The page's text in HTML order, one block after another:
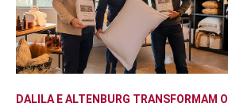
DALILA E ALTENBURG TRANSFORMAM O